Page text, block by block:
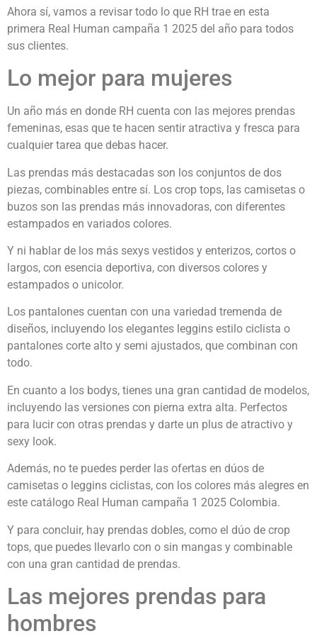
Ahora sí, vamos a revisar todo lo que RH trae en esta
primera Real Human campaña 1 2025 del año para todos
sus clientes.
Lo mejor para mujeres
Un año más en donde RH cuenta con las mejores prendas
femeninas, esas que te hacen sentir atractiva y fresca para
cualquier tarea que debas hacer.
Las prendas más destacadas son los conjuntos de dos
piezas, combinables entre sí. Los crop tops, las camisetas o
buzos son las prendas más innovadoras, con diferentes
estampados en variados colores.
Y ni hablar de los más sexys vestidos y enterizos, cortos o
largos, con esencia deportiva, con diversos colores y
estampados o unicolor.
Los pantalones cuentan con una variedad tremenda de
diseños, incluyendo los elegantes leggins estilo ciclista o
pantalones corte alto y semi ajustados, que combinan con
todo.
En cuanto a los bodys, tienes una gran cantidad de modelos,
incluyendo las versiones con pierna extra alta. Perfectos
para lucir con otras prendas y darte un plus de atractivo y
sexy look.
Además, no te puedes perder las ofertas en dúos de
camisetas o leggins ciclistas, con los colores más alegres en
este catálogo Real Human campaña 1 2025 Colombia.
Y para concluir, hay prendas dobles, como el dúo de crop
tops, que puedes llevarlo con o sin mangas y combinable
con una gran cantidad de prendas.
Las mejores prendas para
hombres